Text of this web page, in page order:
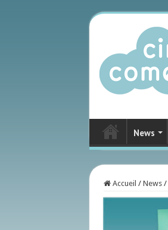
News
Accueil / News /